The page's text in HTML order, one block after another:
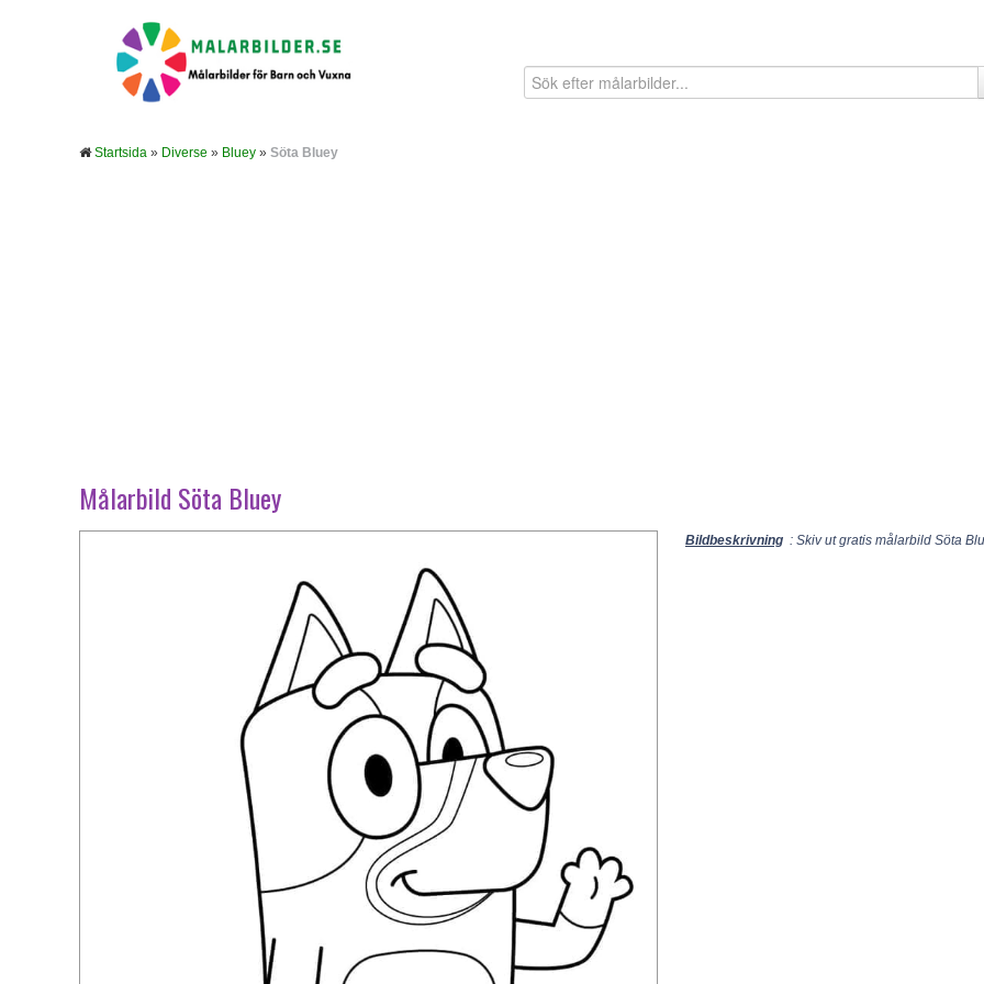
Startsida » Diverse » Bluey » Söta Bluey
Målarbild Söta Bluey
Bildbeskrivning : Skiv ut gratis målarbild Söta